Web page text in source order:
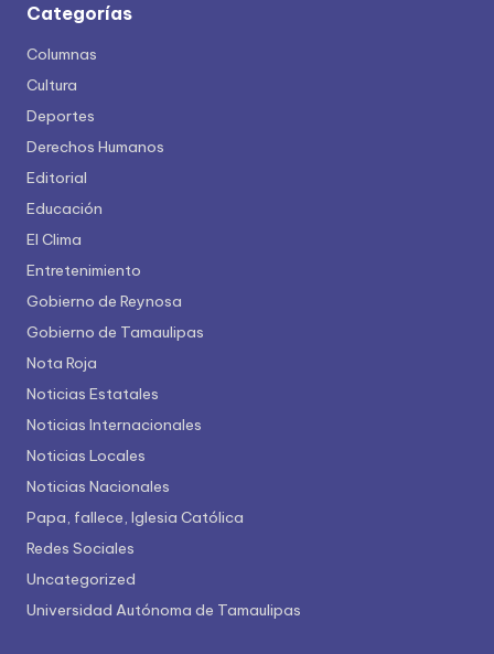
Categorías
Columnas
Cultura
Deportes
Derechos Humanos
Editorial
Educación
El Clima
Entretenimiento
Gobierno de Reynosa
Gobierno de Tamaulipas
Nota Roja
Noticias Estatales
Noticias Internacionales
Noticias Locales
Noticias Nacionales
Papa, fallece, Iglesia Católica
Redes Sociales
Uncategorized
Universidad Autónoma de Tamaulipas